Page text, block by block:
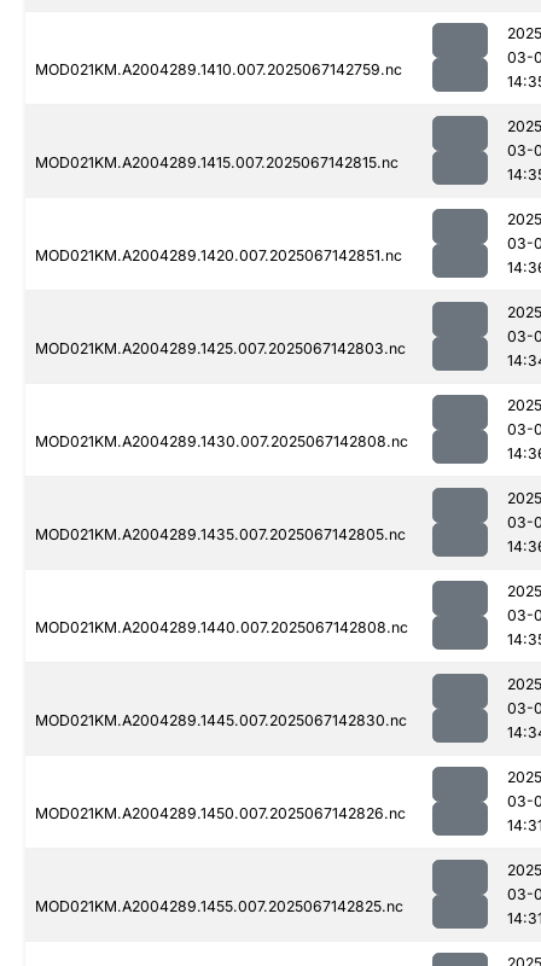
MOD021KM.A2004289.1410.007.2025067142759.nc
03-
MOD021KM.A2004289.1415.007.2025067142815.nc
03-
MOD021KM.A2004289.1420.007.2025067142851.nc
03-
MOD021KM.A2004289.1425.007.2025067142803.nc
03-
MOD021KM.A2004289.1430.007.2025067142808.nc
03-
MOD021KM.A2004289.1435.007.2025067142805.nc
03-
MOD021KM.A2004289.1440.007.2025067142808.nc
03-
MOD021KM.A2004289.1445.007.2025067142830.nc
03-
MOD021KM.A2004289.1450.007.2025067142826.nc
03-
MOD021KM.A2004289.1455.007.2025067142825.nc
03-